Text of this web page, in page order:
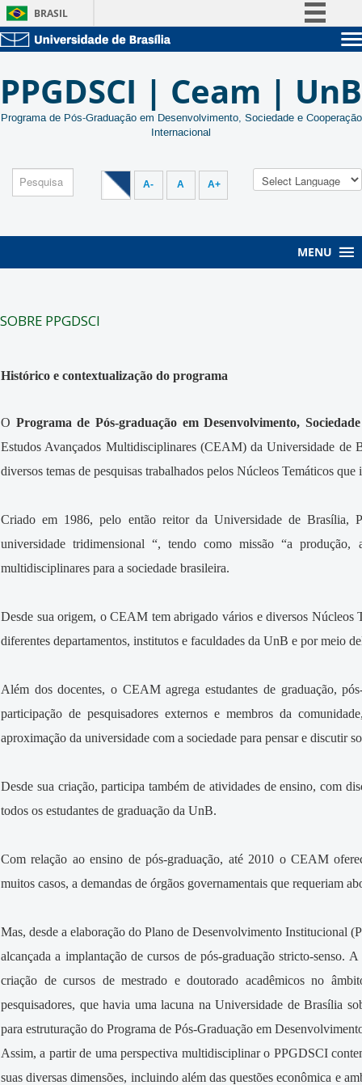
BRASIL
Participe
Acesso à informação
Canais
Unidades acadêmicas
Estude na UnB
Graduação
Pós-Graduação
PPGDSCI | Ceam | UnB
Programa de Pós-Graduação em Desenvolvimento, Sociedade e Cooperação
Internacional
A- A A+
MENU
SOBRE PPGDSCI
Histórico e contextualização do programa
O Programa de Pós-graduação em Desenvolvimento,
Estudos Avançados Multidisciplinares (CEAM) da Universidade de
diversos temas de pesquisas trabalhados pelos Núcleos Temáticos
Criado em 1986, pelo então reitor da Universidade de
universidade tridimensional “, tendo como missão “a produção,
multidisciplinares para a sociedade brasileira.
Desde sua origem, o CEAM tem abrigado vários e diversos Núcleos
diferentes departamentos, institutos e faculdades da UnB e por meio
Além dos docentes, o CEAM agrega estudantes de graduação,
participação de pesquisadores externos e membros da
aproximação da universidade com a sociedade para pensar e discutir
Desde sua criação, participa também de atividades de ensino, com
todos os estudantes de graduação da UnB.
Com relação ao ensino de pós-graduação, até 2010 o CEAM
muitos casos, a demandas de órgãos governamentais que requeriam
Mas, desde a elaboração do Plano de Desenvolvimento Institucional
alcançada a implantação de cursos de pós-graduação stricto-senso.
criação de cursos de mestrado e doutorado acadêmicos no
pesquisadores, que havia uma lacuna na Universidade de Brasília
para estruturação do Programa de Pós-Graduação em
Assim, a partir de uma perspectiva multidisciplinar o PPGDSCI
suas diversas dimensões, incluindo além das questões econômica e